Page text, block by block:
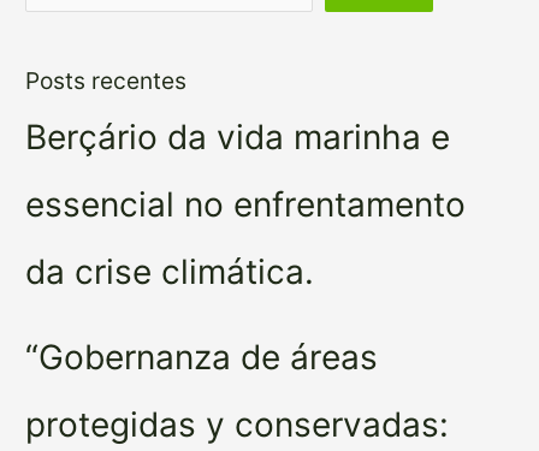
Posts recentes
Berçário da vida marinha e
essencial no enfrentamento
da crise climática.
“Gobernanza de áreas
protegidas y conservadas: